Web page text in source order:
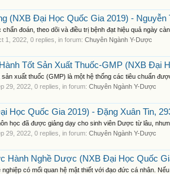
(NXB Đại Học Quốc Gia 2019) - Nguyễn
chẩn đoán, theo dõi và điều trị bệnh đạt hiệu quả ngày
1, 2022 , 0 replies, in forum:Chuyên Ngành Y-Dược
Tốt Sản Xuất Thuốc-GMP (NXB Đại
xuất thuốc (GMP) là một hệ thống các tiêu chuẩn
29, 2022 , 0 replies, in forum:Chuyên Ngành Y-Dược
Học Quốc Gia 2019) - Đặng Xuân Tin,
học đã được giảng dạy cho sinh viên Dược từ lâu,
29, 2022 , 0 replies, in forum:Chuyên Ngành Y-Dược
Hành Nghề Dược (NXB Đại Học Quốc
có mối quan hệ mật thiết với đạo đức cá nhân.